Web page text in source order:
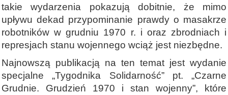
takie wydarzenia pokazują dobitnie, że mimo
upływu dekad przypominanie prawdy o masakrze
robotników w grudniu 1970 r. i oraz zbrodniach i
represjach stanu wojennego wciąż jest niezbędne.
Najnowszą publikacją na ten temat jest wydanie
specjalne „Tygodnika Solidarność” pt. „Czarne
Grudnie. Grudzień 1970 i stan wojenny”, które